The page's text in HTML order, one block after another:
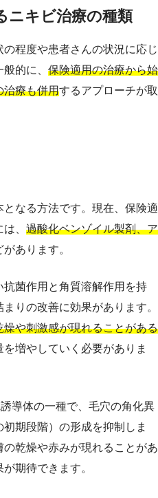
ニキビ治療の種類
程度や患者さんの状況に応じ
的に、 保険適用の治療から始
治療も併用するアプローチが取
なる方法です。現在、保険適
、 過酸化ベンゾイル製剤、ア
があります。
菌作用と角質溶解作用を持
りの改善に効果があります。
や刺激感が現れることがある
増やしていく必要がありま
導体の一種で、毛穴の角化異
期段階）の形成を抑制しま
乾燥や赤みが現れることがあ
期待できます。